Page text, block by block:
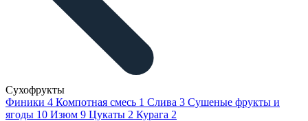
Сухофрукты
Финики 4 Компотная смесь 1 Слива 3 Сушеные фрукты и
ягоды 10 Изюм 9 Цукаты 2 Курага 2